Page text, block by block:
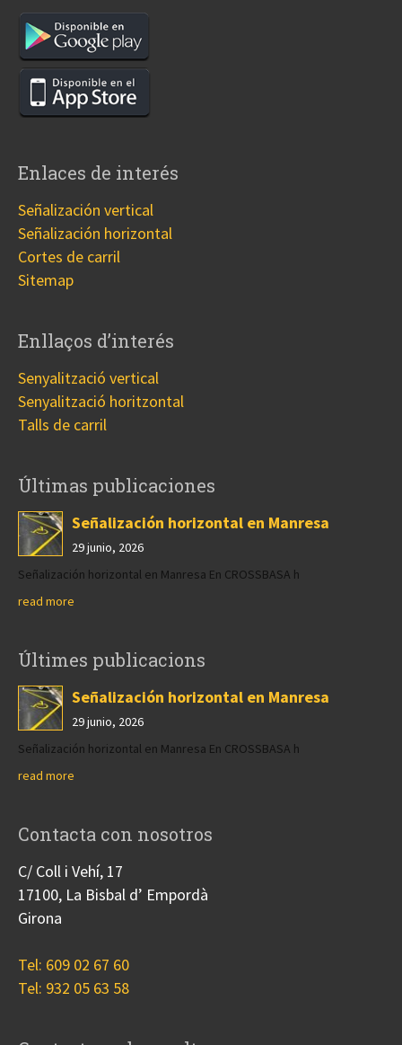
Enlaces de interés
Señalización vertical
Señalización horizontal
Cortes de carril
Sitemap
Enllaços d’interés
Senyalització vertical
Senyalització horitzontal
Talls de carril
Últimas publicaciones
Señalización horizontal en Manresa
29 junio, 2026
Señalización horizontal en Manresa En CROSSBASA h
read more
Últimes publicacions
Señalización horizontal en Manresa
29 junio, 2026
Señalización horizontal en Manresa En CROSSBASA h
read more
Contacta con nosotros
C/ Coll i Vehí, 17
17100, La Bisbal d’ Empordà
Girona
Tel: 609 02 67 60
Tel: 932 05 63 58